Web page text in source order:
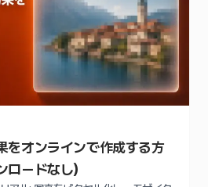
をオンラインで作成する方
ードなし）